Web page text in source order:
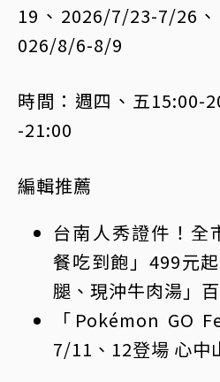
19、2026/7/23-7/26
026/8/6-8/9
時間：週四、五15:00-
-21:00
編輯推薦
台南人秀證件！全
餐吃到飽」499元
腿、現沖牛肉湯」
「Pokémon GO
7/11、12登場 心中